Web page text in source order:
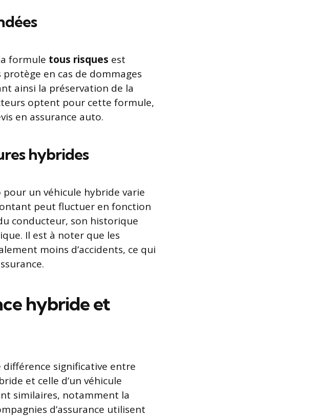
formule tous risques est
en cas de dommages
ainsi la préservation de la
optent pour cette formule,
en assurance auto.
hybrides
pour un véhicule hybride varie
peut fluctuer en fonction
conducteur, son historique
Il est à noter que les
moins d’accidents, ce qui
hybride et
différence significative entre
et celle d’un véhicule
similaires, notamment la
d’assurance utilisent